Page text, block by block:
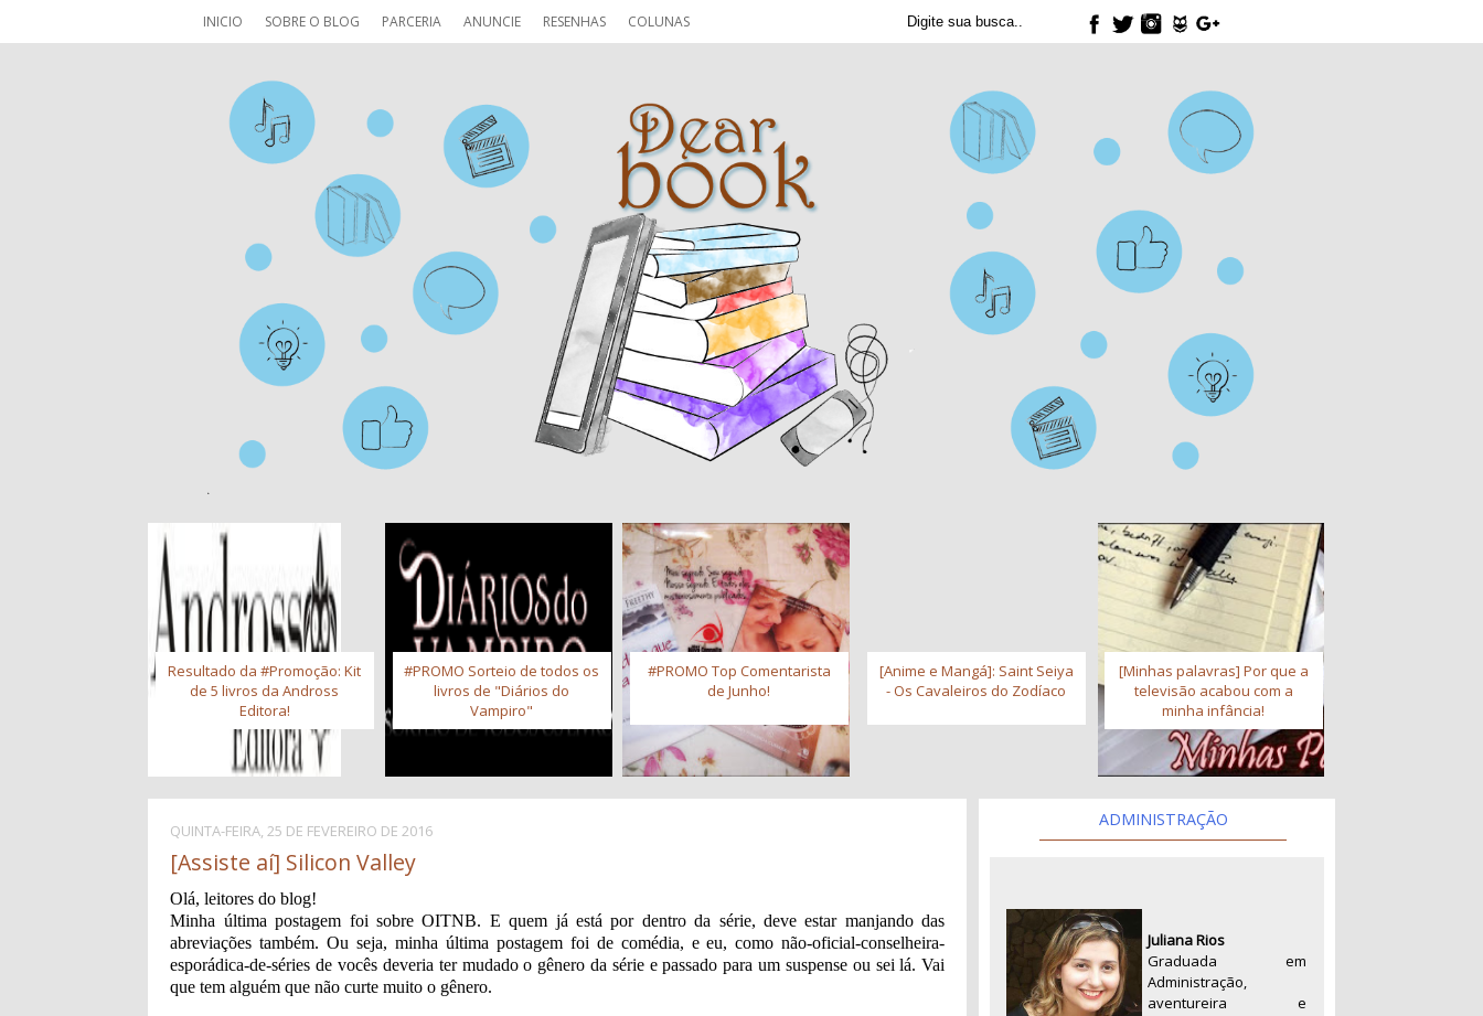
INICIO SOBRE O BLOG PARCERIA ANUNCIE RESENHAS COLUNAS
Resultado da #Promoção: Kit
de 5 livros da Andross
Editora!
#PROMO Sorteio de todos os
livros de "Diários do
Vampiro"
#PROMO Top Comentarista
de Junho!
[Anime e Mangá]: Saint Seiya
- Os Cavaleiros do Zodíaco
[Minhas palavras] Por que a
televisão acabou com a
minha infância!
QUINTA-FEIRA, 25 DE FEVEREIRO DE 2016
[Assiste aí] Silicon Valley
Olá, leitores do blog!
Minha última postagem foi sobre OITNB. E quem já está por dentro da série, deve estar manjando das
abreviações também. Ou seja, minha última postagem foi de comédia, e eu, como não-oficial-conselheira-
esporádica-de-séries de vocês deveria ter mudado o gênero da série e passado para um suspense ou sei lá. Vai
que tem alguém que não curte muito o gênero.
ADMINISTRAÇÃO
Juliana Rios
Graduada em
Administração,
aventureira e